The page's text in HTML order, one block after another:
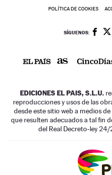
POLÍTICA DE COOKIES
SÍGUENOS:
EDICIONES EL PAIS, S.L.U.
reproducciones y usos de las
desde este sitio web a medios
que resulten adecuados a tal fin
del Real Decreto-ley